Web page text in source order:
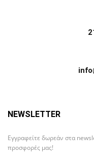
NEWSLETTER
Εγγραφείτε δωρεάν στα
προσφορές μας!